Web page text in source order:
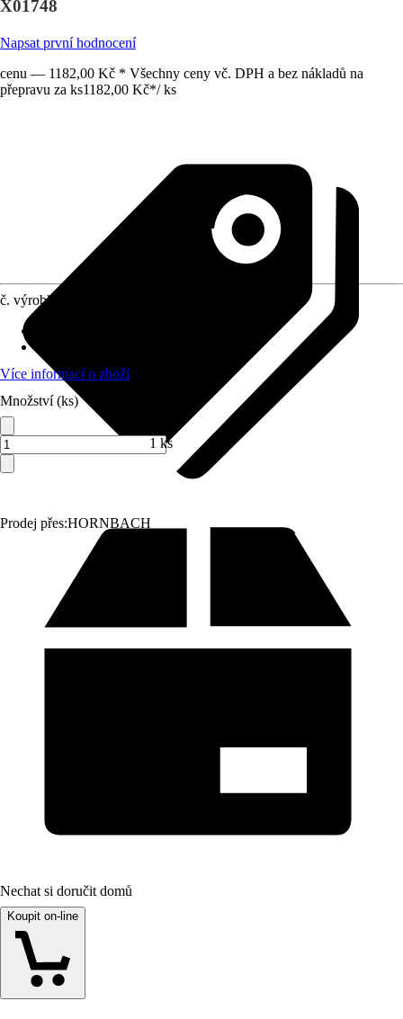
X01748
Napsat první hodnocení
cenu — 1182,00 Kč * Všechny ceny vč. DPH a bez nákladů na
přepravu za ks1182,00 Kč*/ ks
Prodej přes:HORNBACH
č. výrobku
Více informací o zboží
Množství (ks)
1 ks
Nechat si doručit domů
Koupit on-line